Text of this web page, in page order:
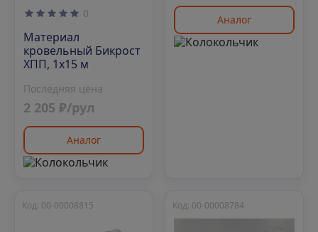
0
Материал
кровельный Бикрост
ХПП, 1х15 м
Последняя цена
2 205 ₽/рул
Аналог
Аналог
Код: 00-00008815 Код: 00-00008784